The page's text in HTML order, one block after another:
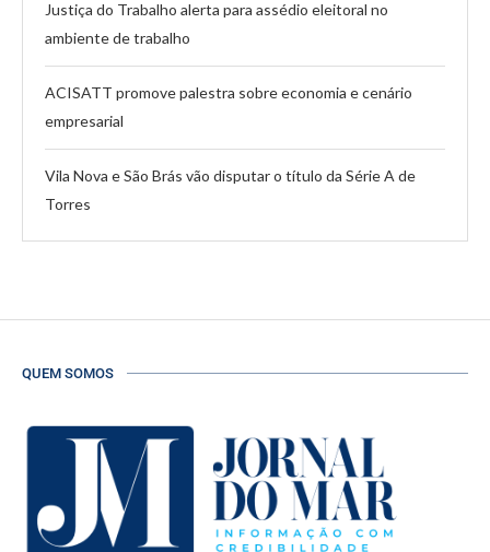
Justiça do Trabalho alerta para assédio eleitoral no
ambiente de trabalho
ACISATT promove palestra sobre economia e cenário
empresarial
Vila Nova e São Brás vão disputar o título da Série A de
Torres
QUEM SOMOS